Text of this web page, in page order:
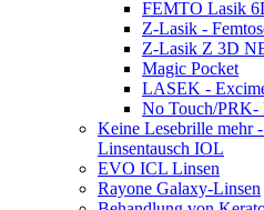
FEMTO Lasik
Z-Lasik -
Z-Lasik Z 3D
Magic Pocket
LASEK -
No Touch/PRK-
Keine Lesebrille mehr
Linsentausch IOL
EVO ICL Linsen
Rayone Galaxy-Linsen